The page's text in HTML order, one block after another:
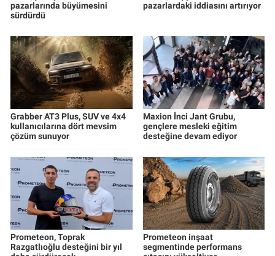
pazarlarında büyümesini
sürdürdü
pazarlardaki iddiasını artırıyor
Grabber AT3 Plus, SUV ve 4x4
kullanıcılarına dört mevsim
çözüm sunuyor
Maxion İnci Jant Grubu,
gençlere mesleki eğitim
desteğine devam ediyor
Prometeon, Toprak
Razgatlıoğlu desteğini bir yıl
Prometeon inşaat
segmentinde performans